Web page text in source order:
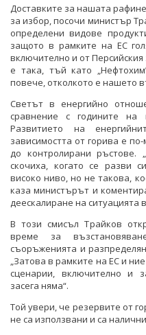
Доставките за нашата
за избор, посочи министър
определени видове
защото в рамките на ЕС
включително и от
е така, тъй като
повече, отколкото е нашето
Светът в енергийно
сравнение с годините
Развитието на
зависимостта от горива е
до контролирани ръстове.
скочиха, когато се разви
високо ниво, но не такова,
каза министърът и
деескалиране на ситуацията
В този смисъл Трайков
време за
съоръженията и
„Затова в рамките на ЕС и
сценарии, включително и
засега няма“.
Той увери, че резервите от
не са използвани и са